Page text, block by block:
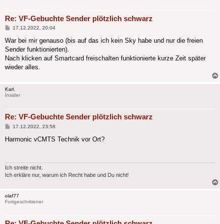
Re: VF-Gebuchte Sender plötzlich schwarz
Beitrag
17.12.2022, 20:04
War bei mir genauso (bis auf das ich kein Sky habe und nur die freien
Sender funktionierten).
Nach klicken auf Smartcard freischalten funktionierte kurze Zeit später
wieder alles.
Karl.
Insider
Re: VF-Gebuchte Sender plötzlich schwarz
Beitrag
17.12.2022, 23:58
Harmonic vCMTS Technik vor Ort?
Ich streite nicht.
Ich erkläre nur, warum ich Recht habe und Du nicht!
olaf77
Fortgeschrittener